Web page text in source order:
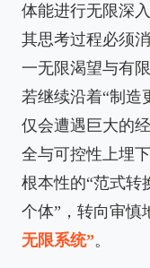
体能进行无限深
其思考过程必须
一无限渴望与有
若继续沿着“制造
仅会遭遇巨大的
全与可控性上埋
根本性的“范式转
个体”，转向审慎
无限系统”。